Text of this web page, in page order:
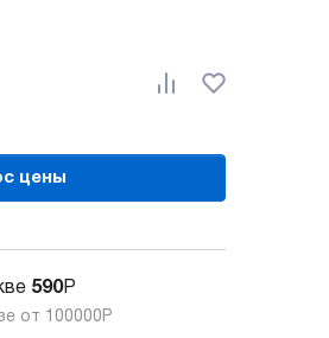
цены
590Р
от 100000 Р